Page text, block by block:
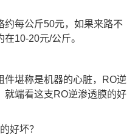
约每公斤50元，如果来路不
10-20元/公斤。
件堪称是机器的心脏，RO逆
就端看这支RO逆渗透膜的好
好坏？